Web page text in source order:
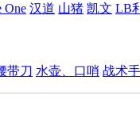
One 汉道 山猪 凯文 LB
带刀 水壶、口哨 战术